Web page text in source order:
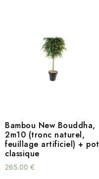
Bambou New Bouddha,
2m10 (tronc naturel,
feuillage artificiel) + pot
classique
265.00 €